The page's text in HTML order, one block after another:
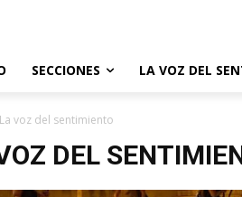
SECCIONES LA VOZ DEL
La voz del sentimiento
DEL